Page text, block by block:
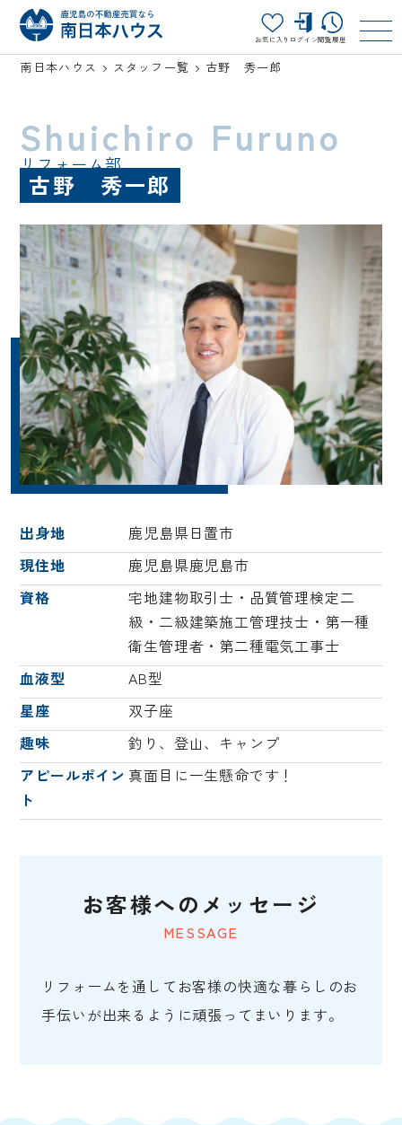
お気に入り ログイン閲覧履歴
南日本ハウス スタッフ一覧 古野 秀一郎
Shuichiro Furuno
リフォーム部
古野 秀一郎
出身地
鹿児島県日置市
現住地
鹿児島県鹿児島市
資格
宅地建物取引士・品質管理検定二
級・二級建築施工管理技士・第一種
衛生管理者・第二種電気工事士
血液型
AB型
星座
双子座
趣味
釣り、登山、キャンプ
アピールポイン
ト
真面目に一生懸命です！
MESSAGE
お客様へのメッセージ
リフォームを通してお客様の快適な暮らしのお
手伝いが出来るように頑張ってまいります。